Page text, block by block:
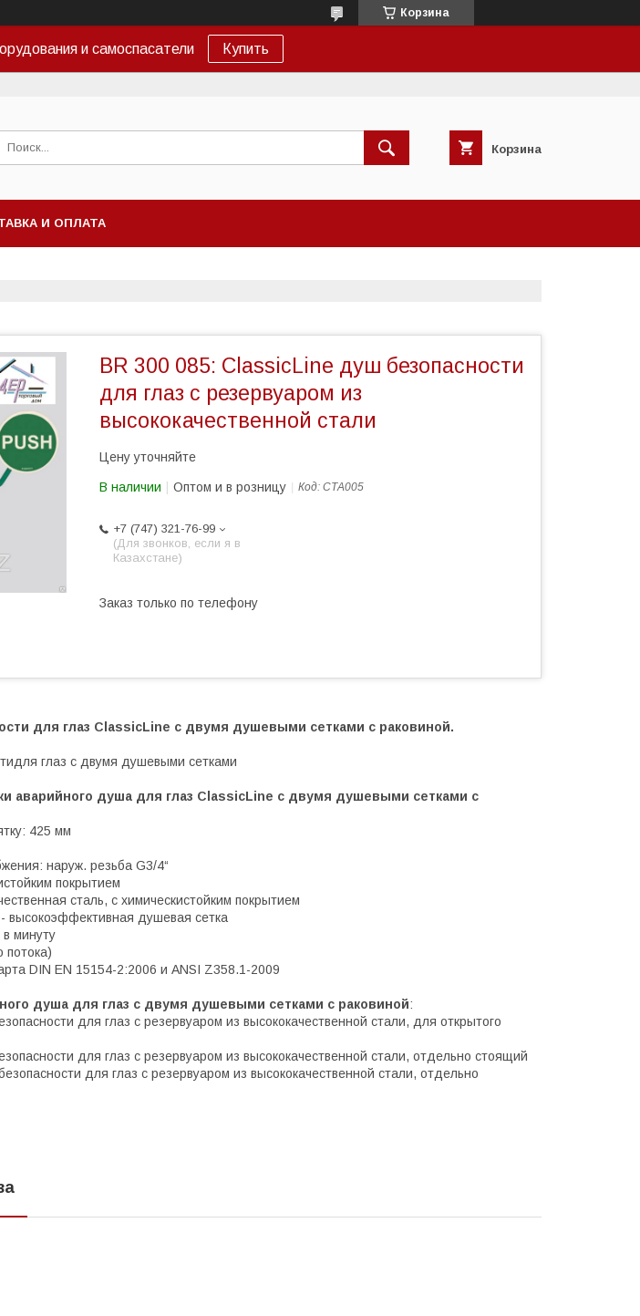
Корзина
и самоспасатели Купить
Корзина
И ОПЛАТА
BR 300 085: ClassicLine душ безопасности
для глаз с резервуаром из
высококачественной стали
Цену уточняйте
В наличии Оптом и в розницу Код: СТА005
+7 (747) 321-76-99
(Для звонков, если я в
Казахстане)
Заказ только по телефону
для глаз ClassicLine с двумя душевыми сетками с раковиной.
глаз с двумя душевыми сетками
аварийного душа для глаз ClassicLine с двумя душевыми сетками с
425 мм
наруж. резьба G3/4“
покрытием
сталь, с химическистойким покрытием
высокоэффективная душевая сетка
минуту
потока)
DIN EN 15154-2:2006 и ANSI Z358.1-2009
душа для глаз с двумя душевыми сетками с раковиной:
для глаз с резервуаром из высококачественной стали, для открытого
для глаз с резервуаром из высококачественной стали, отдельно стоящий
для глаз с резервуаром из высококачественной стали, отдельно